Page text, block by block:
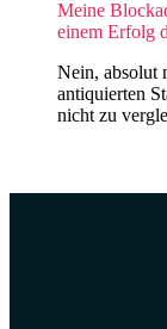
Meine
einem Erfolg
Nein, absolut
antiquierten
nicht zu